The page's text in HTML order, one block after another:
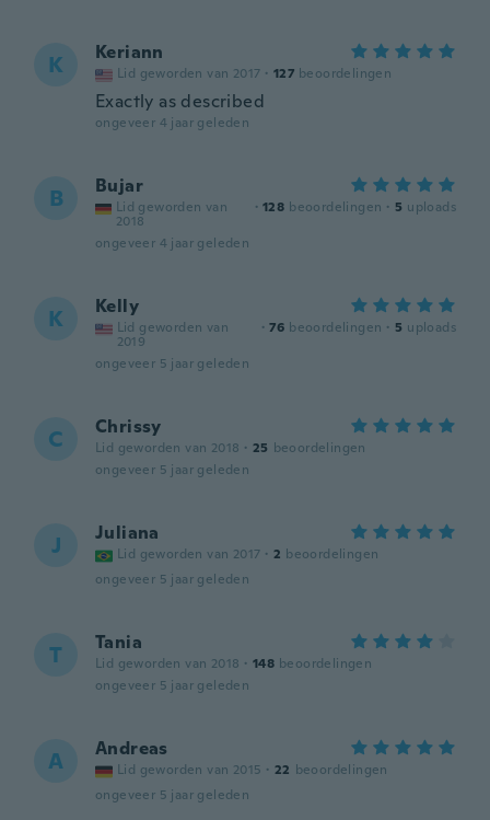
K Keriann
Lid geworden van 2017 · 127 beoordelingen
Exactly as described
ongeveer 4 jaar geleden
B Bujar
Lid geworden van
2018
· 128 beoordelingen · 5 uploads
ongeveer 4 jaar geleden
K Kelly
Lid geworden van
2019
· 76 beoordelingen · 5 uploads
ongeveer 5 jaar geleden
C Chrissy
Lid geworden van 2018 · 25 beoordelingen
ongeveer 5 jaar geleden
J Juliana
Lid geworden van 2017 · 2 beoordelingen
ongeveer 5 jaar geleden
T Tania
Lid geworden van 2018 · 148 beoordelingen
ongeveer 5 jaar geleden
A Andreas
Lid geworden van 2015 · 22 beoordelingen
ongeveer 5 jaar geleden